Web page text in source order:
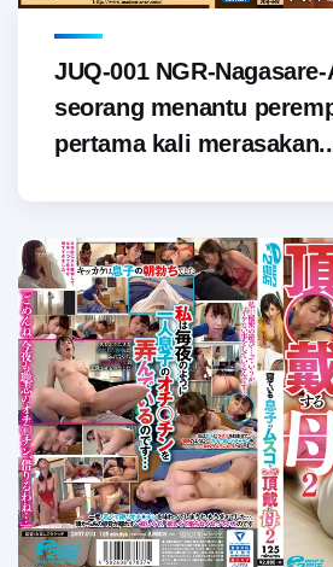
JUQ-001 NGR-
seorang menantu
pertama kali